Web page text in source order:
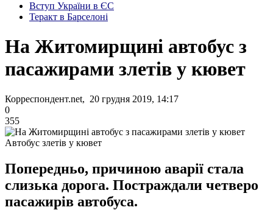
Вступ України в ЄС
Теракт в Барселоні
На Житомирщині автобус з
пасажирами злетів у кювет
Корреспондент.net, 20 грудня 2019, 14:17
0
355
Автобус злетів у кювет
Попередньо, причиною аварії стала
слизька дорога. Постраждали четверо
пасажирів автобуса.